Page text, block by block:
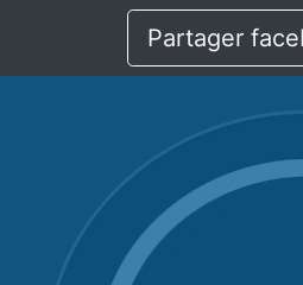
Partager